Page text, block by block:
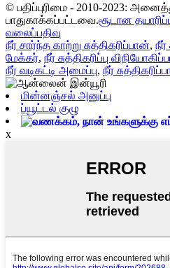
© பதிப்புரிமை - 2010-2023:
பாதுகாக்கப்பட்டவை.சூடான
வலைப்பதிவு
நீர் சார்ந்த காற்று சுத்திகரிப்பான், நீர்
மேக்கர், நீர் சுத்திகரிப்பு
நீர் வடிகட்டி அமைப்பு, நீர்
மின்னஞ்சல் அனுப்பு
ப்யூட்டல் குழு
x